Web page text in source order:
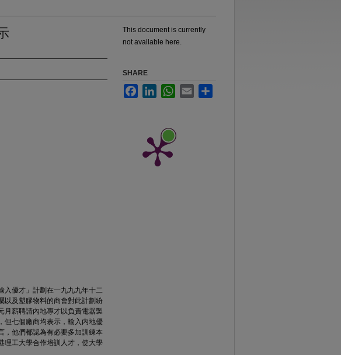
入優才」計劃在一九九九年十二
以及塑膠物料的商會對此計劃紛
薪聘請內地專才以負責電器製
但七個廠商均表示，輸入内地優
，他們都認為有必要多加訓練本
理工大學合作培訓人才，使大學
This document is currently
not available here.
SHARE
FacebookLinkedInWhatsApp
Email